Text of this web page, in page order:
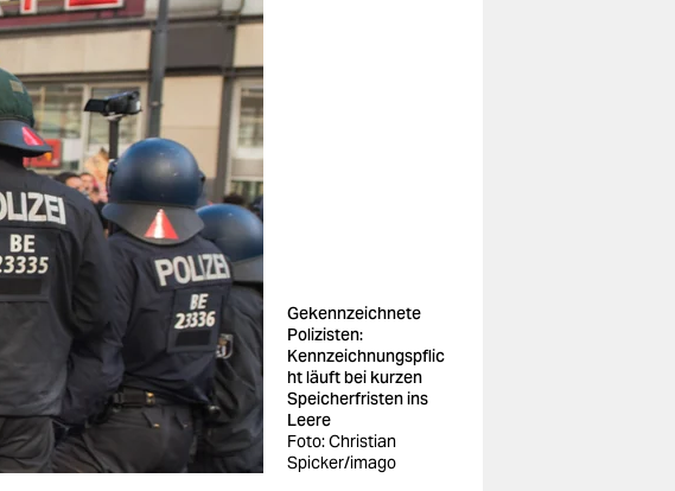
Gekennzeichnete
Polizisten:
Kennzeichnungspflic
ht läuft bei kurzen
Speicherfristen ins
Leere
Foto: Christian
Spicker/imago